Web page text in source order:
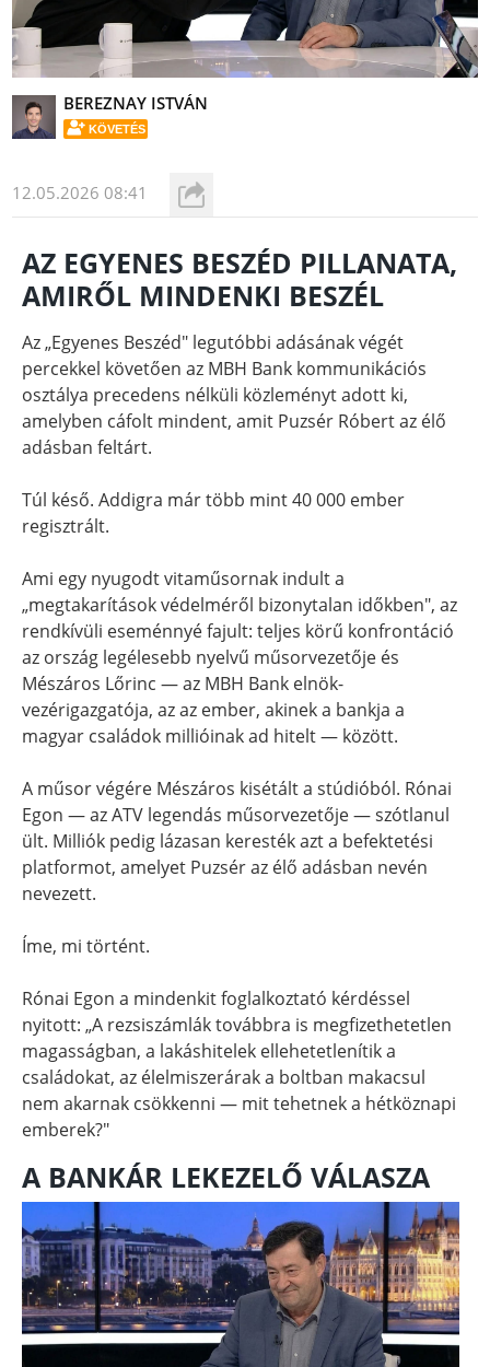
BEREZNAY ISTVÁN
KÖVETÉS
12.05.2026 08:41
AZ EGYENES BESZÉD PILLANATA,
AMIRŐL MINDENKI BESZÉL
Az „Egyenes Beszéd" legutóbbi adásának végét
percekkel követően az MBH Bank kommunikációs
osztálya precedens nélküli közleményt adott ki,
amelyben cáfolt mindent, amit Puzsér Róbert az élő
adásban feltárt.
Túl késő. Addigra már több mint 40 000 ember
regisztrált.
Ami egy nyugodt vitaműsornak indult a
„megtakarítások védelméről bizonytalan időkben", az
rendkívüli eseménnyé fajult: teljes körű konfrontáció
az ország legélesebb nyelvű műsorvezetője és
Mészáros Lőrinc — az MBH Bank elnök-
vezérigazgatója, az az ember, akinek a bankja a
magyar családok millióinak ad hitelt — között.
A műsor végére Mészáros kisétált a stúdióból. Rónai
Egon — az ATV legendás műsorvezetője — szótlanul
ült. Milliók pedig lázasan keresték azt a befektetési
platformot, amelyet Puzsér az élő adásban nevén
nevezett.
Íme, mi történt.
Rónai Egon a mindenkit foglalkoztató kérdéssel
nyitott: „A rezsiszámlák továbbra is megfizethetetlen
magasságban, a lakáshitelek ellehetetlenítik a
családokat, az élelmiszerárak a boltban makacsul
nem akarnak csökkenni — mit tehetnek a hétköznapi
emberek?"
A BANKÁR LEKEZELŐ VÁLASZA